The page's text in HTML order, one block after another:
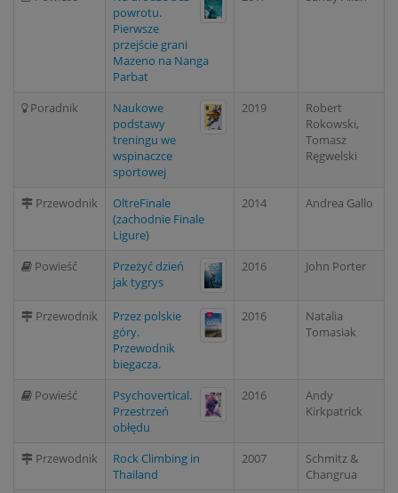
powrotu.
Pierwsze
przejście grani
Mazeno na Nanga
Parbat
Poradnik
Naukowe
podstawy
treningu we
wspinaczce
sportowej
2019
Robert
Rokowski,
Tomasz
Ręgwelski
Przewodnik
OltreFinale
(zachodnie Finale
Ligure)
2014 Andrea Gallo
Powieść
Przeżyć dzień
jak tygrys
2016 John Porter
Przewodnik
Przez polskie
góry.
Przewodnik
biegacza.
2016
Natalia
Tomasiak
Powieść
Psychovertical.
Przestrzeń
obłędu
2016
Andy
Kirkpatrick
Przewodnik
Rock Climbing in
Thailand
2007
Schmitz &
Changrua